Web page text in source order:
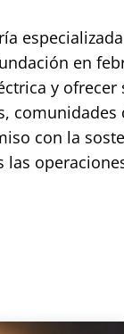
en
y
con la
las